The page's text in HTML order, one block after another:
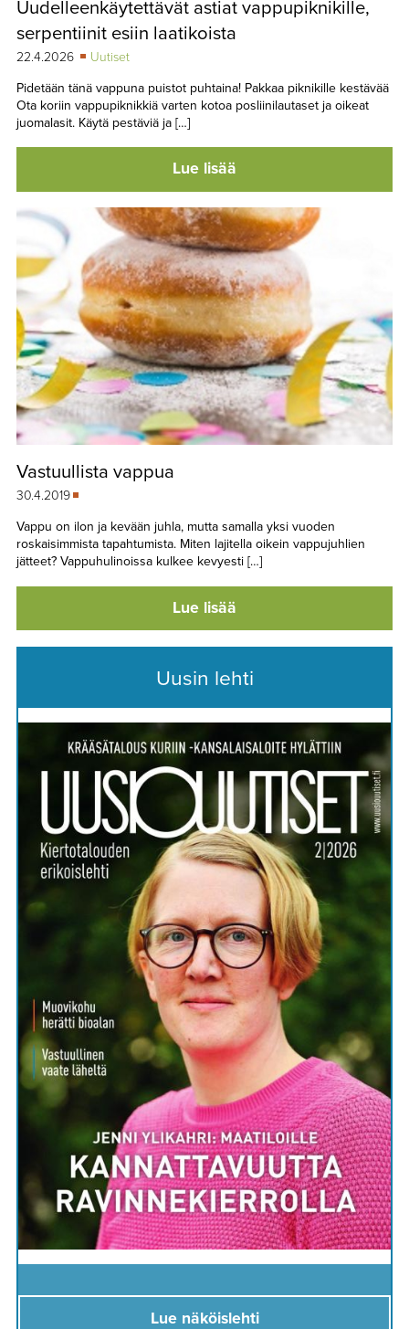
TAPAHTUMAT
YHTEYSTIEDOT
Uudelleenkäytettävät astiat vappupiknikille,
serpentiinit esiin laatikoista
22.4.2026
Uutiset
Pidetään tänä vappuna puistot puhtaina! Pakkaa piknikille kestävää
Ota koriin vappupiknikkiä varten kotoa posliinilautaset ja oikeat
juomalasit. Käytä pestäviä ja […]
Lue lisää
Vastuullista vappua
30.4.2019
Vappu on ilon ja kevään juhla, mutta samalla yksi vuoden
roskaisimmista tapahtumista. Miten lajitella oikein vappujuhlien
jätteet? Vappuhulinoissa kulkee kevyesti […]
Lue lisää
Uusin lehti
Lue näköislehti